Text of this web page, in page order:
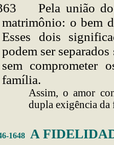
Pela união
matrimônio: o bem
Esses dois
podem ser
sem comprometer
família.
Assim, o amor
dupla exigência da
1648 A